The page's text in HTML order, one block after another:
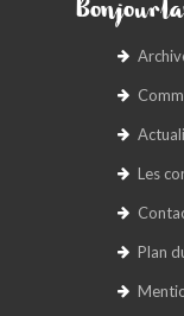
Les
Plan